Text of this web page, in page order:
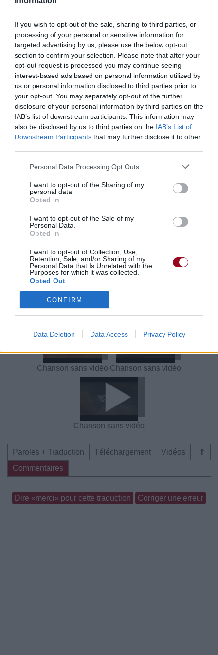
If you wish to opt-out of the sale, sharing to third parties, or
processing of your personal or sensitive information for
targeted advertising by us, please use the below opt-out
section to confirm your selection. Please note that after your
opt-out request is processed you may continue seeing
interest-based ads based on personal information utilized by
us or personal information disclosed to third parties prior to
your opt-out. You may separately opt-out of the further
disclosure of your personal information by third parties on the
IAB’s list of downstream participants. This information may
also be disclosed by us to third parties on the IAB’s List of
Downstream Participants that may further disclose it to other
Personal Data Processing Opt Outs
I want to opt-out of the Sharing of my
personal data.
Opted In
I want to opt-out of the Sale of my
Personal Data.
Opted In
I want to opt-out of Collection, Use,
Retention, Sale, and/or Sharing of my
Personal Data that Is Unrelated with the
Purposes for which it was collected.
Opted Out
CONFIRM
Data Deletion Data Access Privacy Policy
7h27.
Chanteurs : Laufey
Albums : Bewitched
Paroles + Traduction Téléchargement
Vidéos
Commentaires
Pour prolonger le plaisir musical :
Vous aimez chanter, apprenez la guitare chez
Télécharger légalement les MP3 ou trouver le CD sur
Trouver un instrument de musique ou une partition au
meilleur prix sur
Paroles + Traduction Téléchargement
Vidéos
Commentaires
Voir la vidéo de «Dreamer»
Chanson sans vidéo Chanson sans vidéo
Chanson sans vidéo
⇑
Paroles + Traduction Téléchargement
Vidéos
Commentaires
Dire «merci» pour cette traduction Corriger une erreur